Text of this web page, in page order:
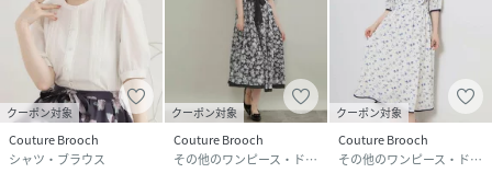
クーポン対象
Couture Brooch
シャツ・ブラウス
クーポン対象
Couture Brooch
その他のワンピース・ドレス
クーポン対象
Couture Brooch
その他のワンピース・ドレス